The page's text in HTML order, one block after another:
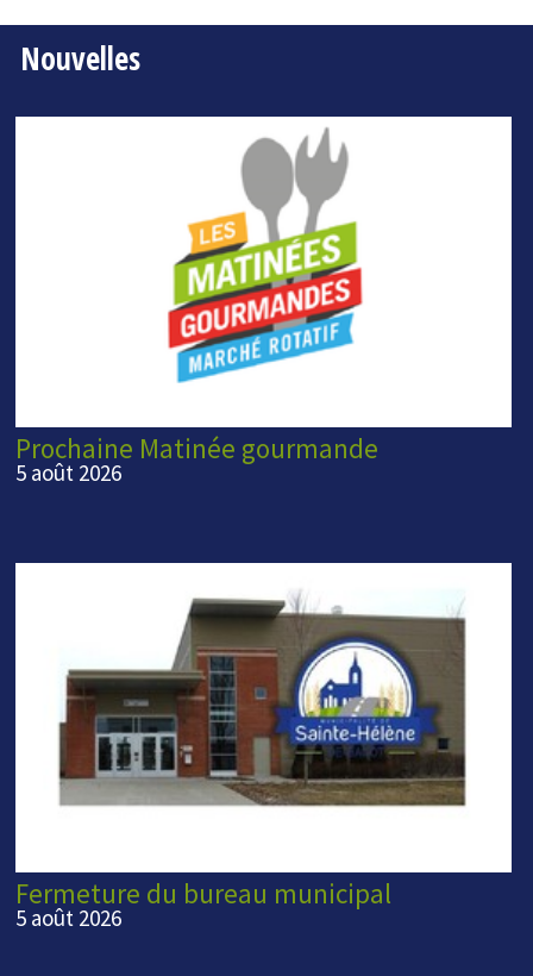
Nouvelles
Prochaine Matinée gourmande
5 août 2026
Fermeture du bureau municipal
5 août 2026